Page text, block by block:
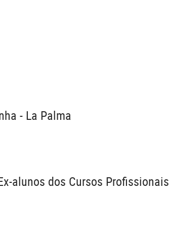
- La Palma
alunos dos Cursos Profissionais